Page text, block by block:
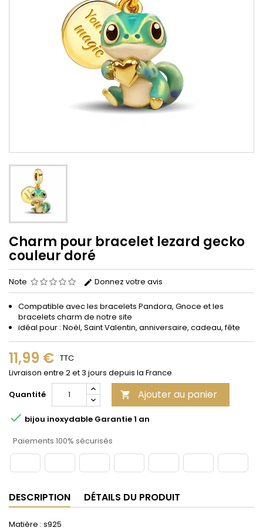
Charm pour bracelet lezard gecko
couleur doré
Note Donnez votre avis
Compatible avec les bracelets Pandora, Gnoce et les
bracelets charm de notre site
idéal pour : Noël, Saint Valentin, anniversaire, cadeau, fête
11,99 € TTC
Livraison entre 2 et 3 jours depuis la France
Quantité
 Ajouter au panier
 bijou inoxydable Garantie 1 an
Paiements 100% sécurisés
DESCRIPTION DÉTAILS DU PRODUIT
Matière : s925